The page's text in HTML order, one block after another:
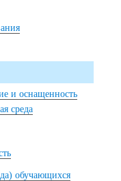
и оснащенность
среда
обучающихся